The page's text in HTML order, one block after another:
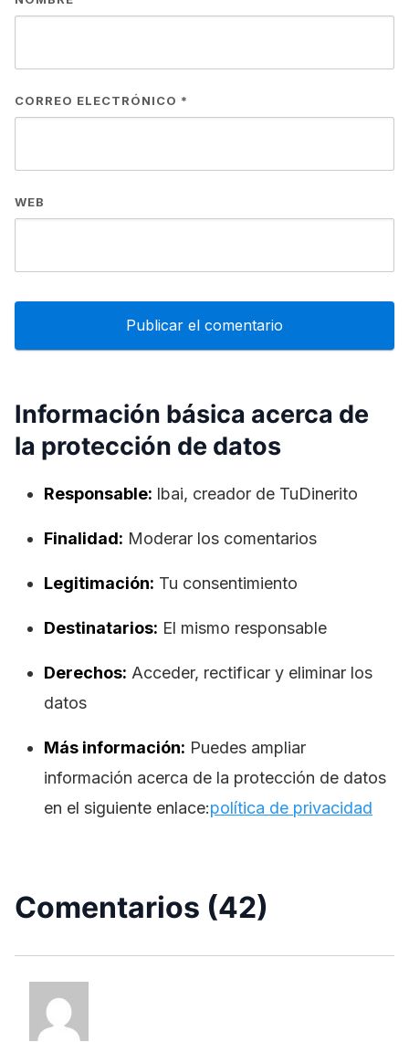
CORREO ELECTRÓNICO *
WEB
Información básica acerca de
la protección de datos
Responsable: lbai, creador de TuDinerito
Finalidad: Moderar los comentarios
Legitimación: Tu consentimiento
Destinatarios: El mismo responsable
Derechos: Acceder, rectificar y eliminar los
datos
Más información: Puedes ampliar
información acerca de la protección de datos
en el siguiente enlace:política de privacidad
Comentarios (42)